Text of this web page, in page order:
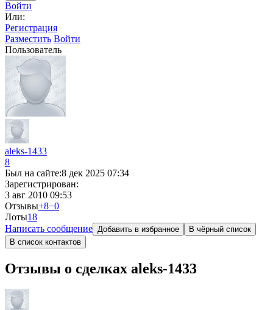
Войти
Или:
Регистрация
Разместить Войти
Пользователь
aleks-1433
8
Был на сайте:8 дек 2025 07:34
Зарегистрирован:
3 авг 2010 09:53
Отзывы+8−0
Лоты18
Написать сообщение Добавить в избранное
В чёрный список
В список контактов
Отзывы о сделках aleks-1433